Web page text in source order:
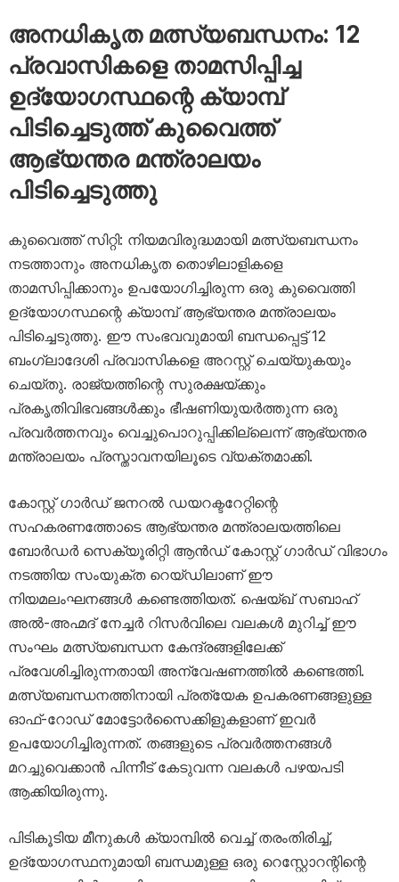
അനധികൃത മത്സ്യബന്ധനം: 12
പ്രവാസികളെ താമസിപ്പിച്ച
ഉദ്യോഗസ്ഥന്റെ ക്യാമ്പ്
പിടിച്ചെടുത്ത് കുവൈത്ത്
ആഭ്യന്തര മന്ത്രാലയം
പിടിച്ചെടുത്തു
കുവൈത്ത് സിറ്റി: നിയമവിരുദ്ധമായി മത്സ്യബന്ധനം
നടത്താനും അനധികൃത തൊഴിലാളികളെ
താമസിപ്പിക്കാനും ഉപയോഗിച്ചിരുന്ന ഒരു കുവൈത്തി
ഉദ്യോഗസ്ഥന്റെ ക്യാമ്പ് ആഭ്യന്തര മന്ത്രാലയം
പിടിച്ചെടുത്തു. ഈ സംഭവവുമായി ബന്ധപ്പെട്ട് 12
ബംഗ്ലാദേശി പ്രവാസികളെ അറസ്റ്റ് ചെയ്യുകയും
ചെയ്തു. രാജ്യത്തിന്റെ സുരക്ഷയ്ക്കും
പ്രകൃതിവിഭവങ്ങൾക്കും ഭീഷണിയുയർത്തുന്ന ഒരു
പ്രവർത്തനവും വെച്ചുപൊറുപ്പിക്കില്ലെന്ന് ആഭ്യന്തര
മന്ത്രാലയം പ്രസ്താവനയിലൂടെ വ്യക്തമാക്കി.
കോസ്റ്റ് ഗാർഡ് ജനറൽ ഡയറക്ടറേറ്റിന്റെ
സഹകരണത്തോടെ ആഭ്യന്തര മന്ത്രാലയത്തിലെ
ബോർഡർ സെക്യൂരിറ്റി ആൻഡ് കോസ്റ്റ് ഗാർഡ് വിഭാഗം
നടത്തിയ സംയുക്ത റെയ്ഡിലാണ് ഈ
നിയമലംഘനങ്ങൾ കണ്ടെത്തിയത്. ഷെയ്ഖ് സബാഹ്
അൽ-അഹ്മദ് നേച്ചർ റിസർവിലെ വലകൾ മുറിച്ച് ഈ
സംഘം മത്സ്യബന്ധന കേന്ദ്രങ്ങളിലേക്ക്
പ്രവേശിച്ചിരുന്നതായി അന്വേഷണത്തിൽ കണ്ടെത്തി.
മത്സ്യബന്ധനത്തിനായി പ്രത്യേക ഉപകരണങ്ങളുള്ള
ഓഫ്-റോഡ് മോട്ടോർസൈക്കിളുകളാണ് ഇവർ
ഉപയോഗിച്ചിരുന്നത്. തങ്ങളുടെ പ്രവർത്തനങ്ങൾ
മറച്ചുവെക്കാൻ പിന്നീട് കേടുവന്ന വലകൾ പഴയപടി
ആക്കിയിരുന്നു.
പിടികൂടിയ മീനുകൾ ക്യാമ്പിൽ വെച്ച് തരംതിരിച്ച്,
ഉദ്യോഗസ്ഥനുമായി ബന്ധമുള്ള ഒരു റെസ്റ്റോറന്റിന്റെ